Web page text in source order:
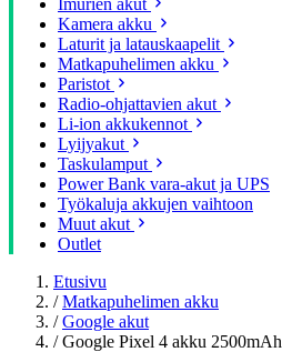
Imurien akut
Kamera akku
Laturit ja latauskaapelit
Matkapuhelimen akku
Paristot
Radio-ohjattavien akut
Li-ion akkukennot
Lyijyakut
Taskulamput
Power Bank vara-akut ja UPS
Työkaluja akkujen vaihtoon
Muut akut
Outlet
Etusivu
/ Matkapuhelimen akku
/ Google akut
/ Google Pixel 4 akku 2500mAh